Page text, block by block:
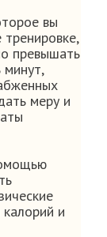
вы
превышать
минут,
меру и
и